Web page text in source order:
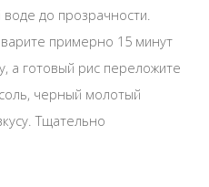
до прозрачности.
примерно 15 минут
а готовый рис переложите
черный молотый
Тщательно